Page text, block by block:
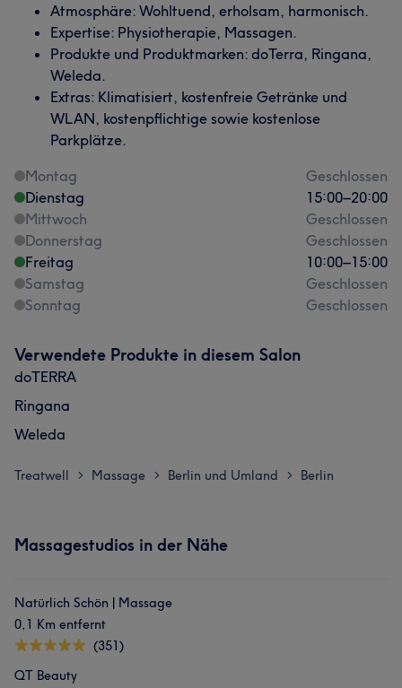
Atmosphäre: Wohltuend, erholsam, harmonisch.
Expertise: Physiotherapie, Massagen.
Produkte und Produktmarken: doTerra, Ringana,
Weleda.
Extras: Klimatisiert, kostenfreie Getränke und
WLAN, kostenpflichtige sowie kostenlose
Parkplätze.
Montag
Geschlossen
Dienstag
15:00–20:00
Mittwoch
Geschlossen
Donnerstag
Geschlossen
Freitag
10:00–15:00
Samstag
Geschlossen
Sonntag
Geschlossen
Verwendete Produkte in diesem Salon
doTERRA
Ringana
Weleda
Treatwell > Massage > Berlin und Umland > Berlin
Massagestudios in der Nähe
Natürlich Schön | Massage
0,1 Km entfernt
(351)
QT Beauty